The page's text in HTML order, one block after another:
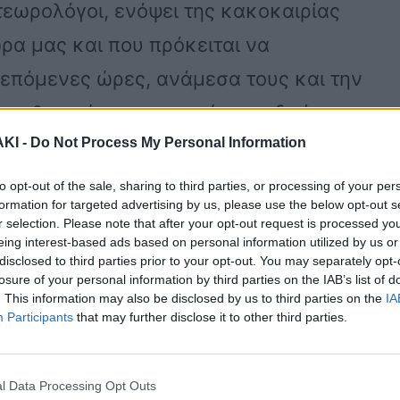
- Do Not Process My Personal Information
opt-out of the sale, sharing to third parties, or processing of your
for targeted advertising by us, please use the below opt-out
selection. Please note that after your opt-out request is processed
interest-based ads based on personal information utilized by us
to third parties prior to your opt-out. You may separately
of your personal information by third parties on the IAB’s list of
This information may also be disclosed by us to third parties on the
Participants that may further disclose it to other third parties.
Data Processing Opt Outs
ενόψει της κακοκαιρίας
μας και που πρόκειται να
ώρες, ανάμεσα τους και την
θα πρέπει να προσέχουν ιδιαίτερα
οι Σποράδες, η Θεσσαλία και η
καιρού της ΕΜΥ, τα
Μακεδονία (ειδικότερα στην